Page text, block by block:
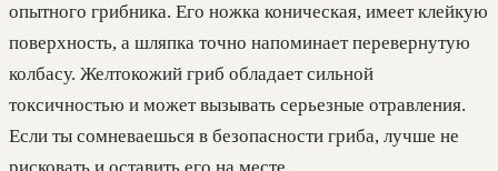
опытного грибника. Его ножка коническая, имеет клейкую
поверхность, а шляпка точно напоминает перевернутую
колбасу. Желтокожий гриб обладает сильной
токсичностью и может вызывать серьезные отравления.
Если ты сомневаешься в безопасности гриба, лучше не